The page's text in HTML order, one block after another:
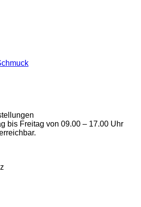
bis Freitag von 09.00 – 17.00 Uhr